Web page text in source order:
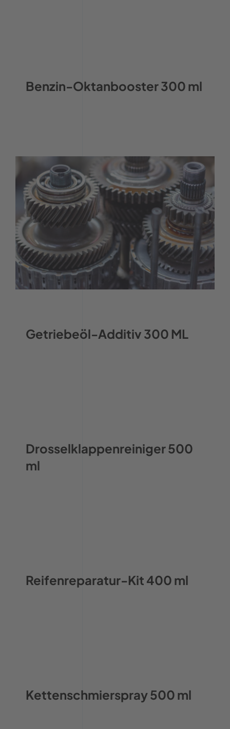
Benzin-Oktanbooster 300 ml
Getriebeöl-Additiv 300 ML
Drosselklappenreiniger 500
ml
Reifenreparatur-Kit 400 ml
Kettenschmierspray 500 ml